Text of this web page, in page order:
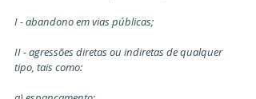
I - abandono em vias públicas;
II - agressões diretas ou indiretas de qualquer
tipo, tais como: